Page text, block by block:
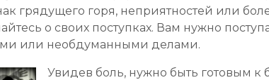
грядущего горя, неприятностей или
о своих поступках. Вам нужно
или необдуманными делами.
Увидев боль, нужно быть готовым к